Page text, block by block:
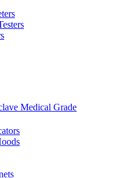
Medical Grade